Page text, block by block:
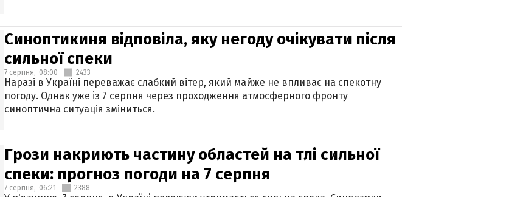
Синоптикиня відповіла, яку негоду очікувати після
сильної спеки
7 серпня, 08:00 2433
Наразі в Україні переважає слабкий вітер, який майже не впливає на спекотну
погоду. Однак уже із 7 серпня через проходження атмосферного фронту
синоптична ситуація зміниться.
Грози накриють частину областей на тлі сильної
спеки: прогноз погоди на 7 серпня
7 серпня, 06:21 2388